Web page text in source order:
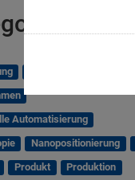
Automatisierung
Nanopositionierung
Produkt
Produktion